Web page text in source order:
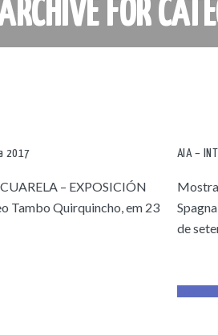
FOR
2017
– EXPOSICIÓN
Tambo Quirquincho, em 23
AIA –
de